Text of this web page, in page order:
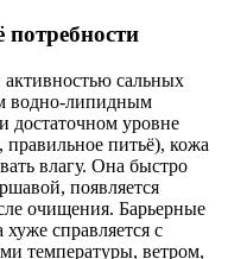
потребности
сальных
водно-липидным
достаточном уровне
питьё), кожа
влагу. Она быстро
появляется
очищения. Барьерные
справляется с
температуры, ветром,